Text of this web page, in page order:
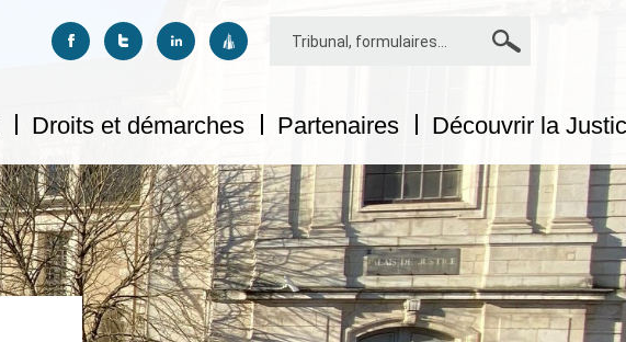
Suivez-nous sur facebook
Suivez-nous sur twitter
Suivez-nous sur linkedin
Suivez-nous sur dailymotion
Droits et démarches Partenaires Découvrir la